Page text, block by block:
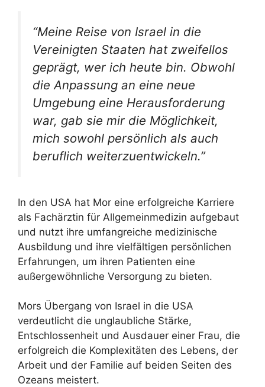
“Meine Reise von Israel in die
Vereinigten Staaten hat zweifellos
geprägt, wer ich heute bin. Obwohl
die Anpassung an eine neue
Umgebung eine Herausforderung
war, gab sie mir die Möglichkeit,
mich sowohl persönlich als auch
beruflich weiterzuentwickeln.”
In den USA hat Mor eine erfolgreiche Karriere
als Fachärztin für Allgemeinmedizin aufgebaut
und nutzt ihre umfangreiche medizinische
Ausbildung und ihre vielfältigen persönlichen
Erfahrungen, um ihren Patienten eine
außergewöhnliche Versorgung zu bieten.
Mors Übergang von Israel in die USA
verdeutlicht die unglaubliche Stärke,
Entschlossenheit und Ausdauer einer Frau, die
erfolgreich die Komplexitäten des Lebens, der
Arbeit und der Familie auf beiden Seiten des
Ozeans meistert.